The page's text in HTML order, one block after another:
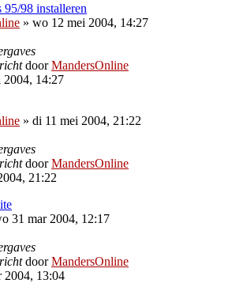
98 installeren
» wo 12 mei 2004, 14:27
doorMandersOnline
2004, 14:27
» di 11 mei 2004, 21:22
doorMandersOnline
21:22
31 mar 2004, 12:17
doorMandersOnline
2004, 13:04